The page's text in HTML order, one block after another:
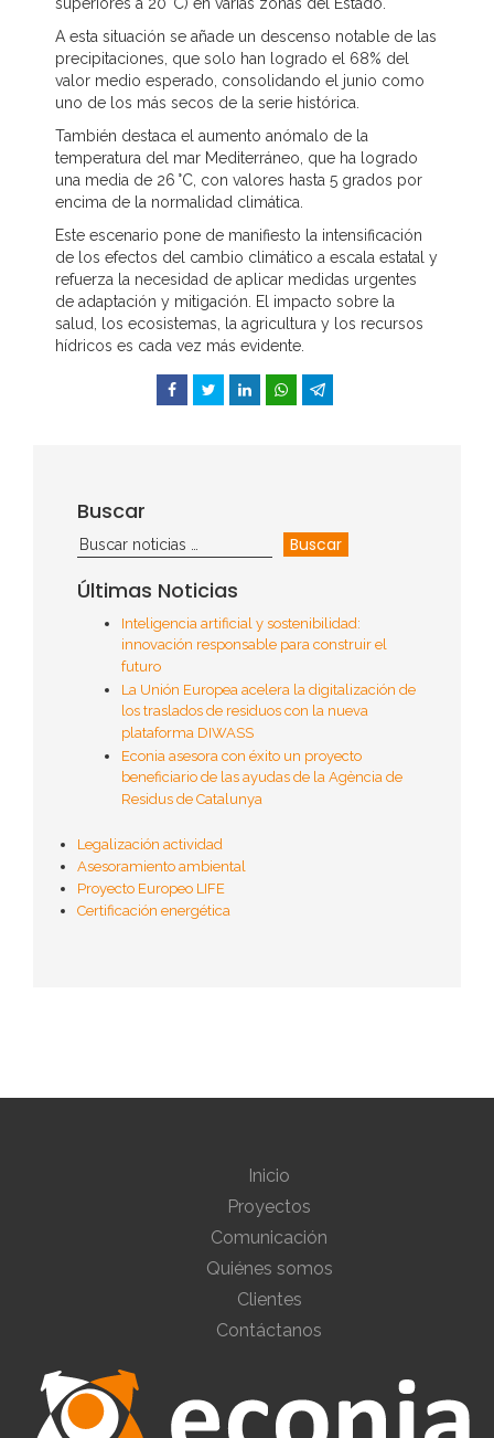
A esta situación se añade un descenso notable de las
precipitaciones, que solo han logrado el 68% del
valor medio esperado, consolidando el junio como
uno de los más secos de la serie histórica.
También destaca el aumento anómalo de la
temperatura del mar Mediterráneo, que ha logrado
una media de 26 °C, con valores hasta 5 grados por
encima de la normalidad climática.
Este escenario pone de manifiesto la intensificación
de los efectos del cambio climático a escala estatal y
refuerza la necesidad de aplicar medidas urgentes
de adaptación y mitigación. El impacto sobre la
salud, los ecosistemas, la agricultura y los recursos
hídricos es cada vez más evidente.
Facebook
Twitter LinkedInWhatsApp
Buscar
Últimas Noticias
Inteligencia artificial y sostenibilidad:
innovación responsable para construir el
futuro
La Unión Europea acelera la digitalización de
los traslados de residuos con la nueva
plataforma DIWASS
Econia asesora con éxito un proyecto
beneficiario de las ayudas de la Agència de
Residus de Catalunya
Legalización actividad
Asesoramiento ambiental
Proyecto Europeo LIFE
Certificación energética
Inicio
Proyectos
Comunicación
Quiénes somos
Clientes
Contáctanos